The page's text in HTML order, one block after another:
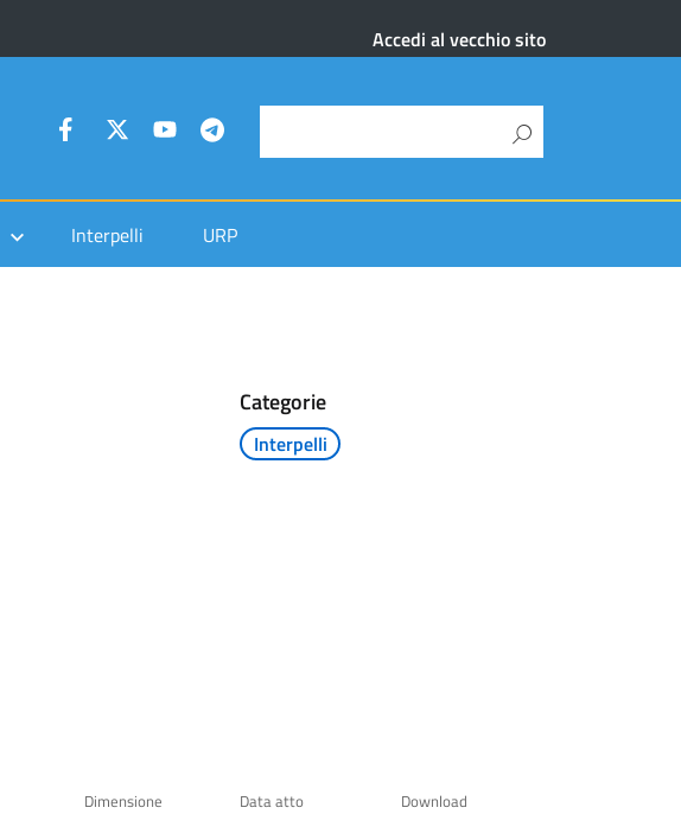
Accedi al vecchio sito
Interpelli URP
Categorie
Interpelli
Dimensione Data atto Download